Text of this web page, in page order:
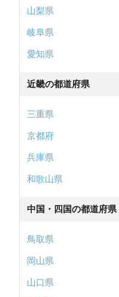
山梨県
岐阜県
愛知県
近畿の都道府県
三重県
京都府
兵庫県
和歌山県
中国・四国の都道府県
鳥取県
岡山県
山口県